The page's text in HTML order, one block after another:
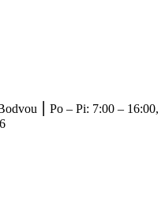
⎮ Po – Pi: 7:00 – 16:00,